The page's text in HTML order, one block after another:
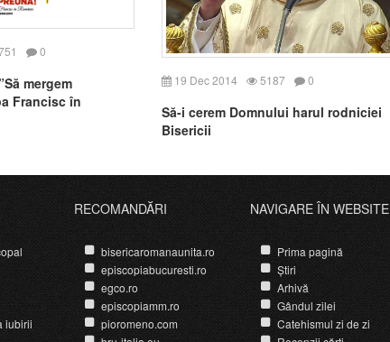
0
mergem
Francisc în
19 Dec 2014 5187 0
Să-i cerem Domnului harul rodniciei
Bisericii
iubirii
RECOMANDĂRI
bisericaromanaunita.ro
episcopiabucuresti.ro
egco.ro
episcopiamm.ro
pioromeno.com
NAVIGARE ÎN WEBSITE
Prima pagină
Știri
Arhivă
Gândul zilei
Catehismul zi de zi